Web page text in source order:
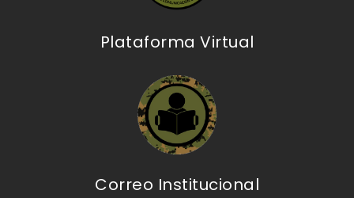
Plataforma Virtual
Correo Institucional